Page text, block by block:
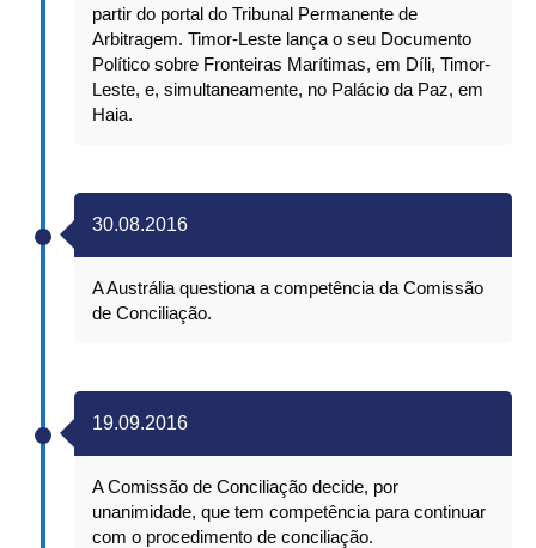
partir do portal do Tribunal Permanente de
Arbitragem. Timor-Leste lança o seu Documento
Político sobre Fronteiras Marítimas, em Díli, Timor-
Leste, e, simultaneamente, no Palácio da Paz, em
Haia.
30.08.2016
A Austrália questiona a competência da Comissão
de Conciliação.
19.09.2016
A Comissão de Conciliação decide, por
unanimidade, que tem competência para continuar
com o procedimento de conciliação.